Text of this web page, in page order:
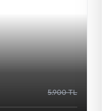
5.900 TL